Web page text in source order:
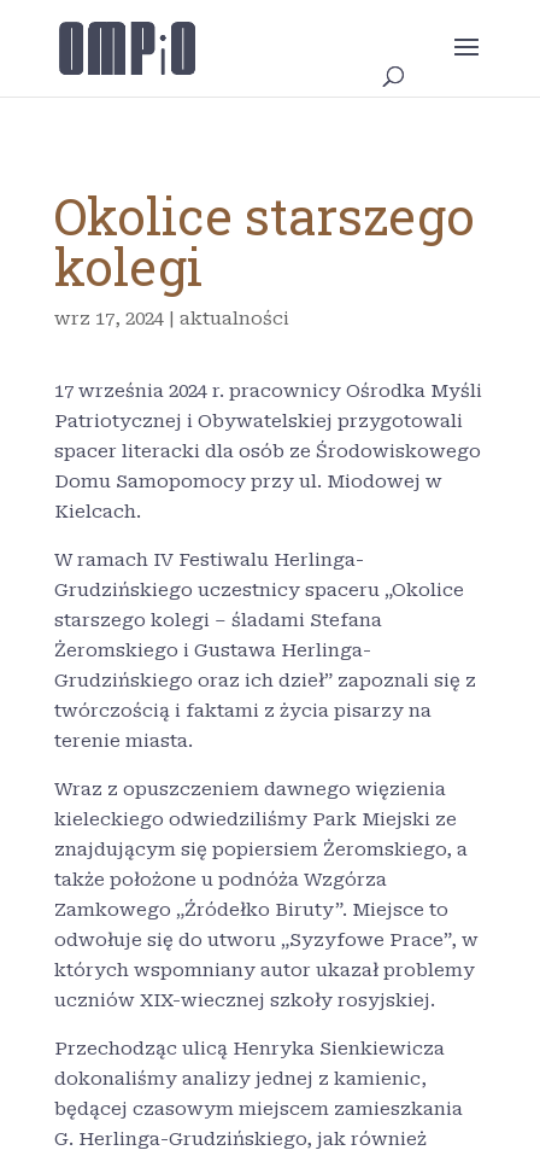
Okolice starszego
kolegi
wrz 17, 2024| aktualności
17 września 2024 r. pracownicy Ośrodka Myśli
Patriotycznej i Obywatelskiej przygotowali
spacer literacki dla osób ze Środowiskowego
Domu Samopomocy przy ul. Miodowej w
Kielcach.
W ramach IV Festiwalu Herlinga-
Grudzińskiego uczestnicy spaceru „Okolice
starszego kolegi – śladami Stefana
Żeromskiego i Gustawa Herlinga-
Grudzińskiego oraz ich dzieł” zapoznali się z
twórczością i faktami z życia pisarzy na
terenie miasta.
Wraz z opuszczeniem dawnego więzienia
kieleckiego odwiedziliśmy Park Miejski ze
znajdującym się popiersiem Żeromskiego, a
także położone u podnóża Wzgórza
Zamkowego „Źródełko Biruty”. Miejsce to
odwołuje się do utworu „Syzyfowe Prace”, w
których wspomniany autor ukazał problemy
uczniów XIX-wiecznej szkoły rosyjskiej.
Przechodząc ulicą Henryka Sienkiewicza
dokonaliśmy analizy jednej z kamienic,
będącej czasowym miejscem zamieszkania
G. Herlinga-Grudzińskiego, jak również